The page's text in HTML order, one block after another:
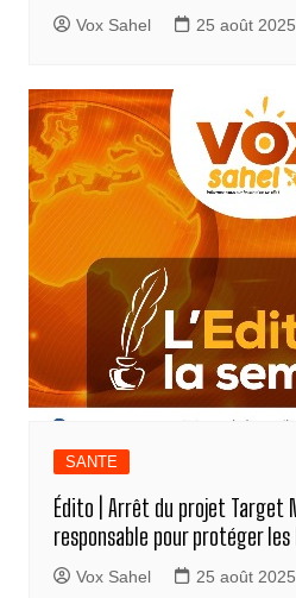
Vox Sahel 25 août 2025
SANTE
Édito | Arrêt du projet Target
responsable pour protéger les
Vox Sahel 25 août 2025